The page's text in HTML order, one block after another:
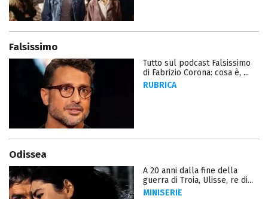
Falsissimo
Tutto sul podcast Falsissimo
di Fabrizio Corona: cosa è, ...
RUBRICA
Odissea
A 20 anni dalla fine della
guerra di Troia, Ulisse, re di...
MINISERIE